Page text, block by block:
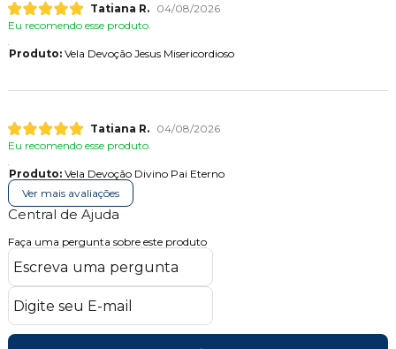
Tatiana R.
04/08/2026
Eu recomendo esse produto.
Produto:Vela Devoção Jesus Misericordioso
Tatiana R.
04/08/2026
Eu recomendo esse produto.
Produto:Vela Devoção Divino Pai Eterno
Ver mais avaliações
Central de Ajuda
Faça uma pergunta sobre este produto